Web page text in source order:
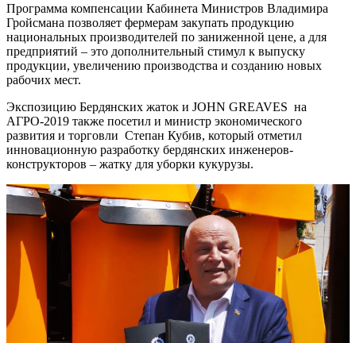
Программа компенсации Кабинета Министров Владимира
Гройсмана позволяет фермерам закупать продукцию
национальных производителей по заниженной цене, а для
предприятий – это дополнительный стимул к выпуску
продукции, увеличению производства и созданию новых
рабочих мест.
Экспозицию Бердянских жаток и JOHN GREAVES на
АГРО-2019 также посетил и министр экономического
развития и торговли Степан Кубив, который отметил
инновационную разработку бердянских инженеров-
конструкторов – жатку для уборки кукурузы.